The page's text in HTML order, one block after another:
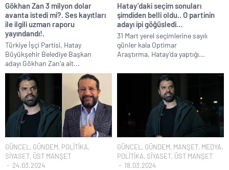
Gökhan Zan 3 milyon dolar
avanta istedi mi?. Ses kayıtları
ile ilgili uzman raporu
yayındandı!.
Türkiye İşçi Partisi, Hatay
Büyükşehir Belediye Başkan
adayı Gökhan Zan‘a ait...
Hatay’daki seçim sonuları
şimdiden belli oldu.. O partinin
adayı ipi göğüsledi…
31 Mart yerel seçimlerine sayılı
günler kala Optimar
Araştırma, Hatay‘da yaptığı...
GÜNCEL , GÜNDEM, POLİTİKA,
SİYASET, ÜST MANŞET
24.03.2024
GÜNCEL , GÜNDEM, MANŞET, MEDYA,
POLİTİKA, SİYASET, ÜST MANŞET
18.03.2024